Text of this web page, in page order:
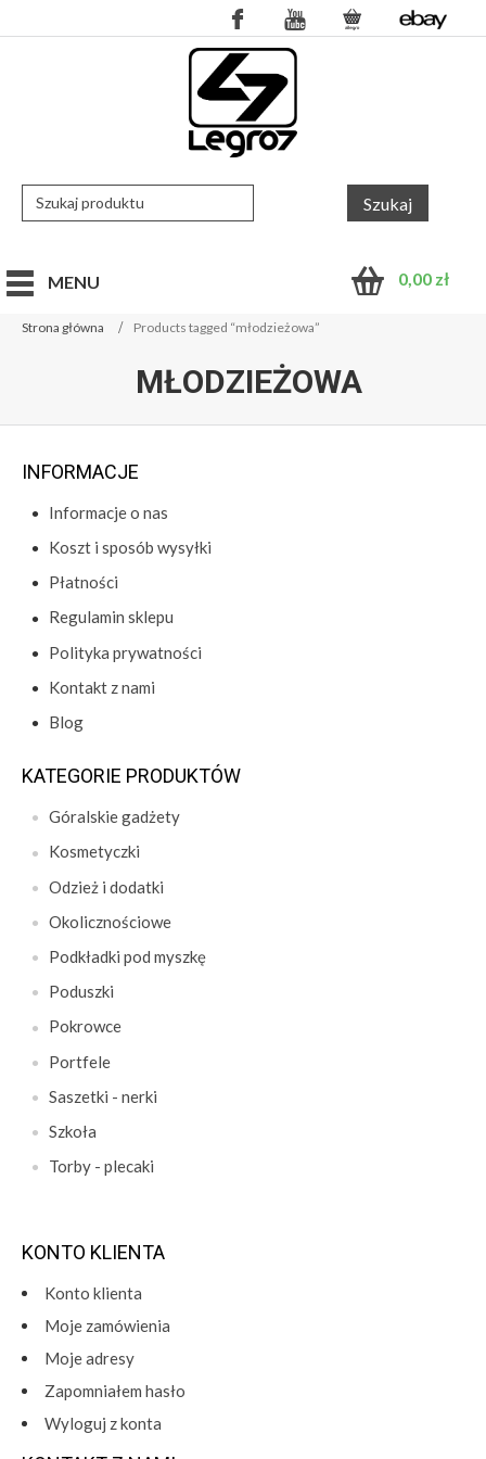
0,00 zł
MENU
Strona główna Products tagged “młodzieżowa”
MŁODZIEŻOWA
INFORMACJE
Informacje o nas
Koszt i sposób wysyłki
Płatności
Regulamin sklepu
Polityka prywatności
Kontakt z nami
Blog
KATEGORIE PRODUKTÓW
Góralskie gadżety
Kosmetyczki
Odzież i dodatki
Okolicznościowe
Podkładki pod myszkę
Poduszki
Pokrowce
Portfele
Saszetki - nerki
Szkoła
Torby - plecaki
KONTO KLIENTA
Konto klienta
Moje zamówienia
Moje adresy
Zapomniałem hasło
Wyloguj z konta